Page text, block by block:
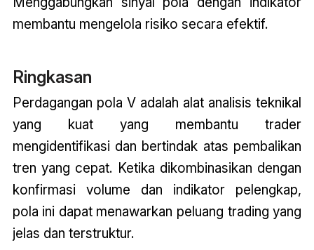
membantu mengelola risiko secara efektif.
Ringkasan
Perdagangan pola V adalah alat analisis teknikal
yang kuat yang membantu trader
mengidentifikasi dan bertindak atas pembalikan
tren yang cepat. Ketika dikombinasikan dengan
konfirmasi volume dan indikator pelengkap,
pola ini dapat menawarkan peluang trading yang
jelas dan terstruktur.